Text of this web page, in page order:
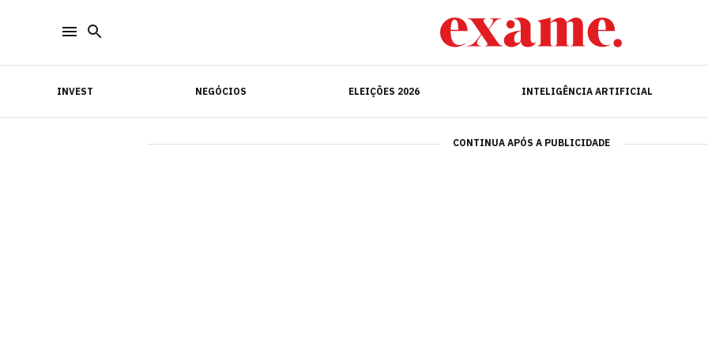
INVEST NEGÓCIOS ELEIÇÕES 2026 INTELIGÊNCIA ARTIFICIAL
INVEST INTELIGÊNCIA ARTIFICIAL
CONTINUA APÓS A PUBLICIDADE